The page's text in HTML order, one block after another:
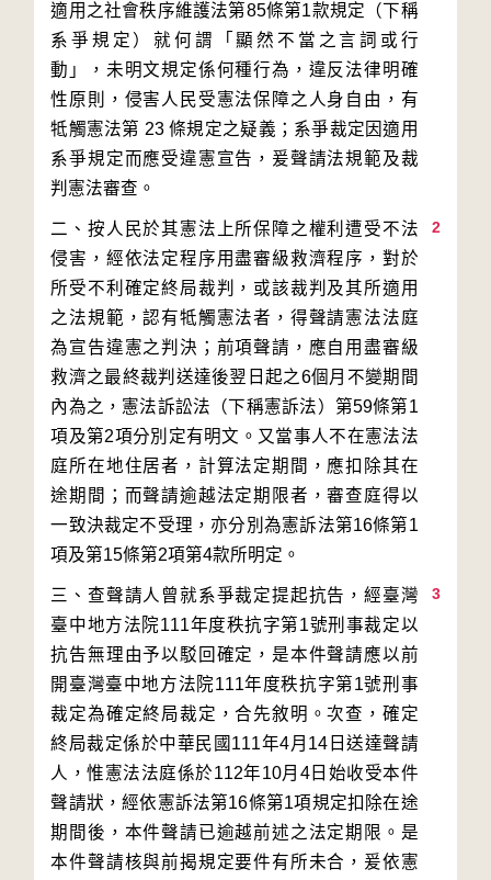
適用之社會秩序維護法第85條第1款規定（下稱
系爭規定）就何謂「顯然不當之言詞或行
動」，未明文規定係何種行為，違反法律明確
性原則，侵害人民受憲法保障之人身自由，有
牴觸憲法第 23 條規定之疑義；系爭裁定因適用
系爭規定而應受違憲宣告，爰聲請法規範及裁
2
二、按人民於其憲法上所保障之權利遭受不法
侵害，經依法定程序用盡審級救濟程序，對於
所受不利確定終局裁判，或該裁判及其所適用
之法規範，認有牴觸憲法者，得聲請憲法法庭
為宣告違憲之判決；前項聲請，應自用盡審級
救濟之最終裁判送達後翌日起之6個月不變期間
內為之，憲法訴訟法（下稱憲訴法）第59條第1
項及第2項分別定有明文。又當事人不在憲法法
庭所在地住居者，計算法定期間，應扣除其在
途期間；而聲請逾越法定期限者，審查庭得以
一致決裁定不受理，亦分別為憲訴法第16條第1
3
三、查聲請人曾就系爭裁定提起抗告，經臺灣
臺中地方法院111年度秩抗字第1號刑事裁定以
抗告無理由予以駁回確定，是本件聲請應以前
開臺灣臺中地方法院111年度秩抗字第1號刑事
裁定為確定終局裁定，合先敘明。次查，確定
終局裁定係於中華民國111年4月14日送達聲請
人，惟憲法法庭係於112年10月4日始收受本件
聲請狀，經依憲訴法第16條第1項規定扣除在途
期間後，本件聲請已逾越前述之法定期限。是
本件聲請核與前揭規定要件有所未合，爰依憲